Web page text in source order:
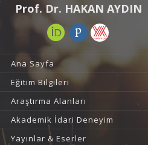
Prof. Dr. HAKAN AYDIN
Ana Sayfa
Eğitim Bilgileri
Araştırma Alanları
Akademik İdari Deneyim
Yayınlar & Eserler